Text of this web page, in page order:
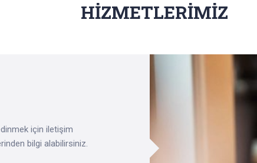
HİZMETLERİMİZ
için iletişim
bilgi alabilirsiniz.